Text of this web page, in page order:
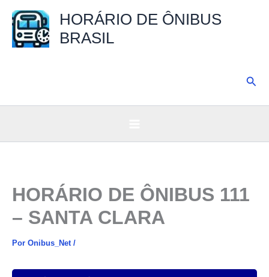
para
HORÁRIO DE ÔNIBUS
BRASIL
HORÁRIO DE ÔNIBUS 111
– SANTA CLARA
Por Onibus_Net /